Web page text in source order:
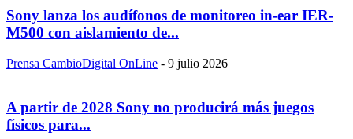
Sony lanza los audífonos de monitoreo in-ear IER-
M500 con aislamiento de...
Prensa CambioDigital OnLine - 9 julio 2026
A partir de 2028 Sony no producirá más juegos
físicos para...